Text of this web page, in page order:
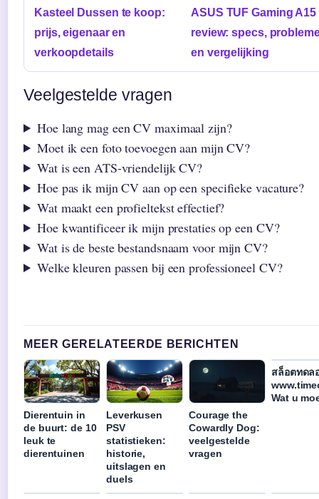
Kasteel Dussen te koop:
prijs, eigenaar en
verkoopdetails
ASUS TUF Gaming A15
review: specs,
en vergelijking
Veelgestelde vragen
Hoe lang mag een CV maximaal zijn?
Moet ik een foto toevoegen aan mijn CV?
Wat is een ATS-vriendelijk CV?
Hoe pas ik mijn CV aan op een specifieke vacature?
Wat maakt een profieltekst effectief?
Hoe kwantificeer ik mijn prestaties op een CV?
Wat is de beste bestandsnaam voor mijn CV?
Welke kleuren passen bij een professioneel CV?
MEER GERELATEERDE BERICHTEN
Dierentuin in
de buurt: de 10
leuk te
dierentuinen
Leverkusen
PSV
statistieken:
historie,
uitslagen en
duels
Courage the
Cowardly Dog:
veelgestelde
vragen
สล็อตทดล
Wat u